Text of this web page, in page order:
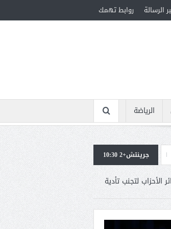
الرسالة روابط تهمك
الرياضة
لمحمد صلاح لدى وصوله إلى تركيا لإتمام انتقاله إلى
جرينتش+2 10:30
لتجنب تأدية